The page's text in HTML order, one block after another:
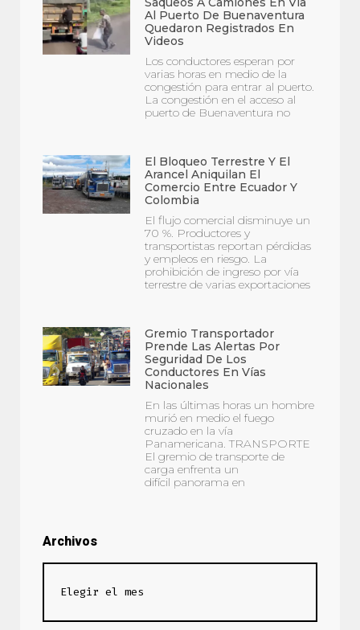
Al Puerto De Buenaventura
Quedaron Registrados En
Videos
Los conductores esperan por
varias horas en medio de la
congestión para entrar al puerto.
La congestión en el acceso al
puerto de Buenaventura no
El Bloqueo Terrestre Y El
Arancel Aniquilan El
Comercio Entre Ecuador Y
Colombia
El flujo comercial disminuye un
70 %. Productores y
transportistas reportan pérdidas
y empleos en riesgo. La
prohibición de ingreso por vía
terrestre de varias exportaciones
Gremio Transportador
Prende Las Alertas Por
Seguridad De Los
Conductores En Vías
Nacionales
En las últimas horas un hombre
murió en medio el fuego
cruzado en la vía
Panamericana. TRANSPORTE
El gremio de transporte de
carga enfrenta un
difícil panorama en
Archivos